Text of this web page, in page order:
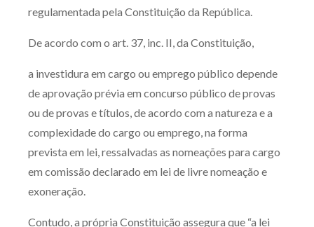
regulamentada pela Constituição da República.
De acordo com o art. 37, inc. II, da Constituição,
a investidura em cargo ou emprego público depende
de aprovação prévia em concurso público de provas
ou de provas e títulos, de acordo com a natureza e a
complexidade do cargo ou emprego, na forma
prevista em lei, ressalvadas as nomeações para cargo
em comissão declarado em lei de livre nomeação e
exoneração.
Contudo, a própria Constituição assegura que “a lei